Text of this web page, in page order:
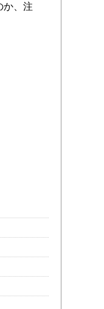
か、注